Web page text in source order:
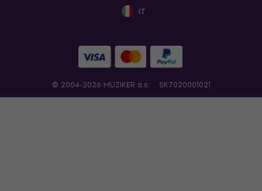
IT
© 2004-2026 MUZIKER a.s. SK7020001021